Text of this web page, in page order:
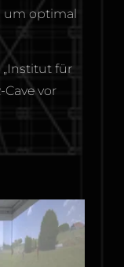
um optimal
für
Cave vor